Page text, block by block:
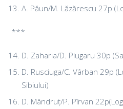
A. Păun/M. Lăzărescu 27p
***
D. Zaharia/D. Plugaru 30p
D. Rusciuga/C. Vârban 29p
Sibiului)
D. Mândruț/P. Pîrvan